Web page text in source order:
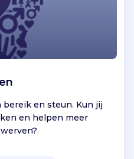
en steun. Kun jij
en helpen meer